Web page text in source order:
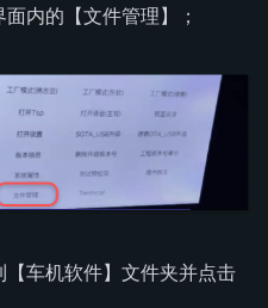
内的【文件管理】；
车机软件】文件夹并点击